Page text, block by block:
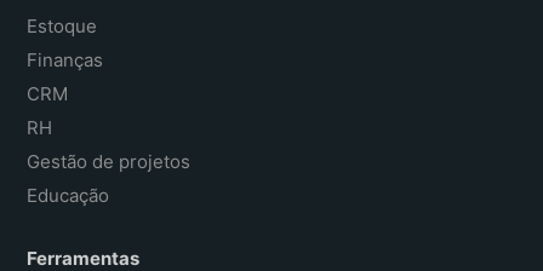
Estoque
Finanças
CRM
RH
Gestão de projetos
Educação
Ferramentas